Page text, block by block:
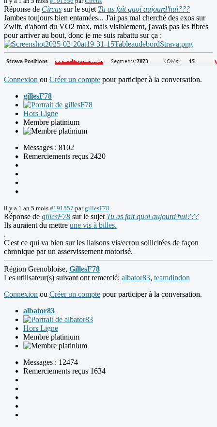
Réponse de Circus sur le sujet Tu as fait quoi aujourd'hui???
Jambes toujours bien entamées... J'ai pas mal cherché des exos sur
Zwift, d'abord du VO2 max, mais visiblement, j'avais pas les fibres
pour arriver au bout, donc je me suis rabattu sur ça :
Connexion ou Créer un compte pour participer à la conversation.
gillesF78
Hors Ligne
Membre platinium
Messages : 8102
Remerciements reçus 2420
il y a 1 an 5 mois #191557 pargillesF78
Réponse de gillesF78 sur le sujet Tu as fait quoi aujourd'hui???
Ils auraient du mettre une vis à billes.
.
C'est ce qui va bien sur les liaisons vis/ecrou sollicitées de façon
chronique par un asservissement motorisé.
Région Grenobloise, GillesF78
Les utilisateur(s) suivant ont remercié: albator83, teamdindon
Connexion ou Créer un compte pour participer à la conversation.
albator83
Hors Ligne
Membre platinium
Messages : 12474
Remerciements reçus 1634